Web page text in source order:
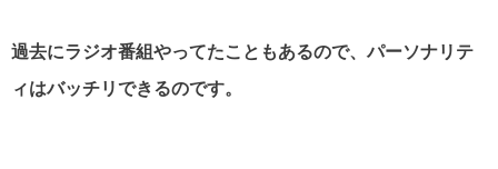
過去にラジオ番組やってたこともあるので、パーソナリテ
ィはバッチリできるのです。